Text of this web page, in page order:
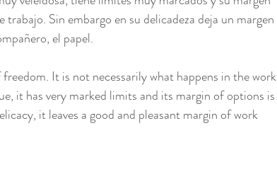
Sin embargo en su delicadeza deja un margen
el papel.
It is not necessarily what happens in the work
it has very marked limits and its margin of options is
it leaves a good and pleasant margin of work